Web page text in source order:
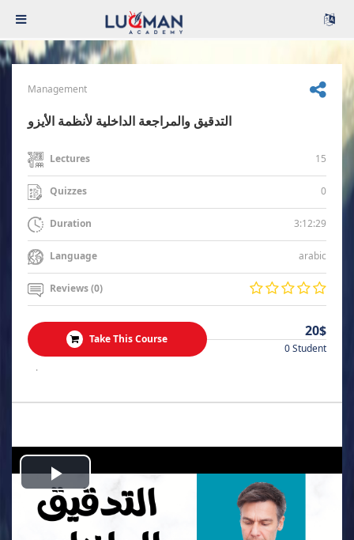
Management
التدقيق والمراجعة الداخلية لأنظمة الأيزو
Lectures 15
Quizzes 0
Duration 3:12:29
Language arabic
Reviews (0)
Take This Course 20$
0 Student
.
Play
Video